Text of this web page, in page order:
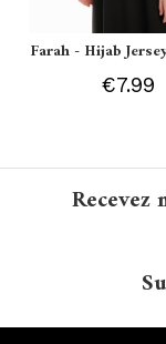
Farah - Hijab
€7.99